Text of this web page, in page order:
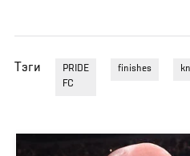
Тэги
PRIDE
FC
finishes